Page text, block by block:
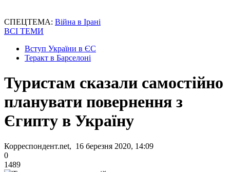
СПЕЦТЕМА: Війна в Ірані
ВСІ ТЕМИ
Вступ України в ЄС
Теракт в Барселоні
Туристам сказали самостійно
планувати повернення з
Єгипту в Україну
Корреспондент.net, 16 березня 2020, 14:09
0
1489